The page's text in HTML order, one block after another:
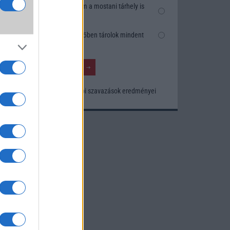
Nem, nekem a mostani tárhely is
Inkább felhőben tárolok mindent
Korábbi szavazások eredményei